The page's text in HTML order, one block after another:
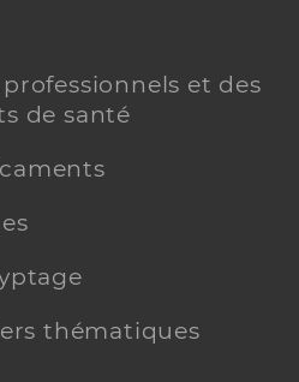
et des
de santé
thématiques